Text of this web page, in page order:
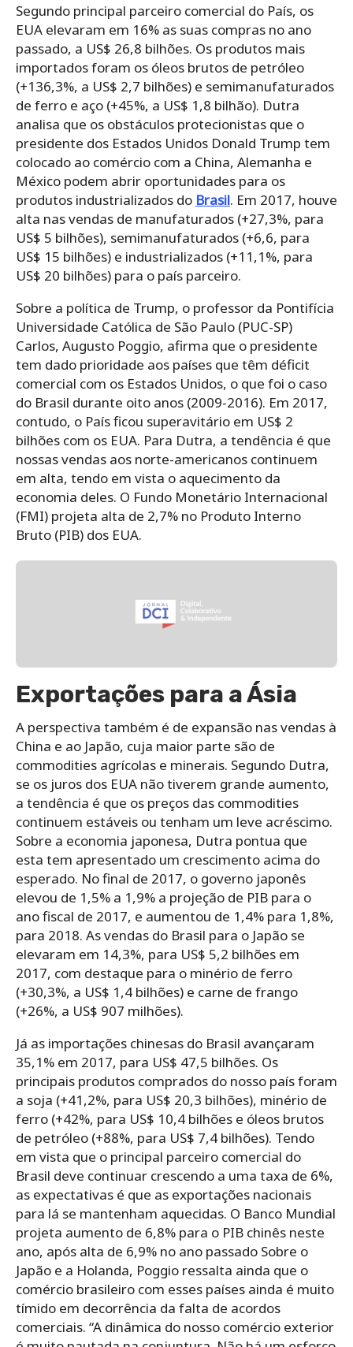
Segundo principal parceiro comercial do País, os
EUA elevaram em 16% as suas compras no ano
passado, a US$ 26,8 bilhões. Os produtos mais
importados foram os óleos brutos de petróleo
(+136,3%, a US$ 2,7 bilhões) e semimanufaturados
de ferro e aço (+45%, a US$ 1,8 bilhão). Dutra
analisa que os obstáculos protecionistas que o
presidente dos Estados Unidos Donald Trump tem
colocado ao comércio com a China, Alemanha e
México podem abrir oportunidades para os
produtos industrializados do Brasil. Em 2017, houve
alta nas vendas de manufaturados (+27,3%, para
US$ 5 bilhões), semimanufaturados (+6,6, para
US$ 15 bilhões) e industrializados (+11,1%, para
US$ 20 bilhões) para o país parceiro.
Sobre a política de Trump, o professor da Pontifícia
Universidade Católica de São Paulo (PUC-SP)
Carlos, Augusto Poggio, afirma que o presidente
tem dado prioridade aos países que têm déficit
comercial com os Estados Unidos, o que foi o caso
do Brasil durante oito anos (2009-2016). Em 2017,
contudo, o País ficou superavitário em US$ 2
bilhões com os EUA. Para Dutra, a tendência é que
nossas vendas aos norte-americanos continuem
em alta, tendo em vista o aquecimento da
economia deles. O Fundo Monetário Internacional
(FMI) projeta alta de 2,7% no Produto Interno
Bruto (PIB) dos EUA.
Exportações para a Ásia
A perspectiva também é de expansão nas vendas à
China e ao Japão, cuja maior parte são de
commodities agrícolas e minerais. Segundo Dutra,
se os juros dos EUA não tiverem grande aumento,
a tendência é que os preços das commodities
continuem estáveis ou tenham um leve acréscimo.
Sobre a economia japonesa, Dutra pontua que
esta tem apresentado um crescimento acima do
esperado. No final de 2017, o governo japonês
elevou de 1,5% a 1,9% a projeção de PIB para o
ano fiscal de 2017, e aumentou de 1,4% para 1,8%,
para 2018. As vendas do Brasil para o Japão se
elevaram em 14,3%, para US$ 5,2 bilhões em
2017, com destaque para o minério de ferro
(+30,3%, a US$ 1,4 bilhões) e carne de frango
(+26%, a US$ 907 milhões).
Já as importações chinesas do Brasil avançaram
35,1% em 2017, para US$ 47,5 bilhões. Os
principais produtos comprados do nosso país foram
a soja (+41,2%, para US$ 20,3 bilhões), minério de
ferro (+42%, para US$ 10,4 bilhões e óleos brutos
de petróleo (+88%, para US$ 7,4 bilhões). Tendo
em vista que o principal parceiro comercial do
Brasil deve continuar crescendo a uma taxa de 6%,
as expectativas é que as exportações nacionais
para lá se mantenham aquecidas. O Banco Mundial
projeta aumento de 6,8% para o PIB chinês neste
ano, após alta de 6,9% no ano passado Sobre o
Japão e a Holanda, Poggio ressalta ainda que o
comércio brasileiro com esses países ainda é muito
tímido em decorrência da falta de acordos
comerciais. “A dinâmica do nosso comércio exterior